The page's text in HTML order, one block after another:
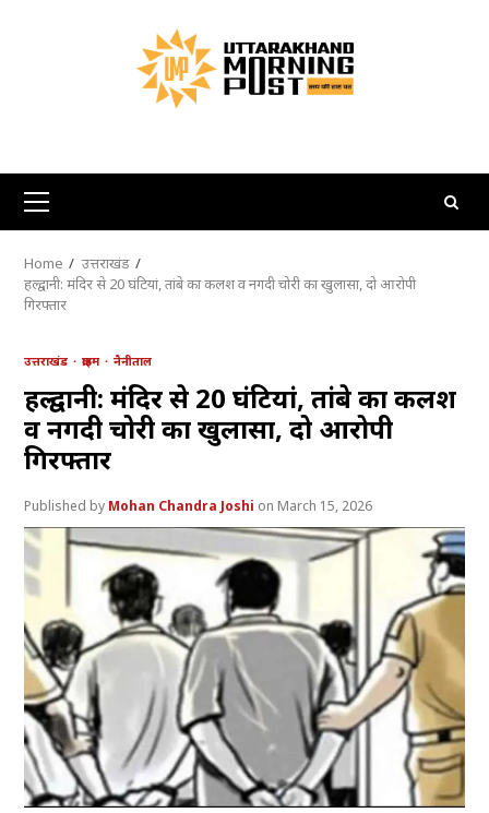
Primary
Menu
Home
उत्तराखंड
हल्द्वानी: मंदिर से 20 घंटियां, तांबे का कलश व नगदी चोरी का खुलासा, दो आरोपी
गिरफ्तार
उत्तराखंड क्राइम नैनीताल
हल्द्वानी: मंदिर से 20 घंटियां, तांबे का कलश
व नगदी चोरी का खुलासा, दो आरोपी
गिरफ्तार
Mohan Chandra Joshi March 15, 2026